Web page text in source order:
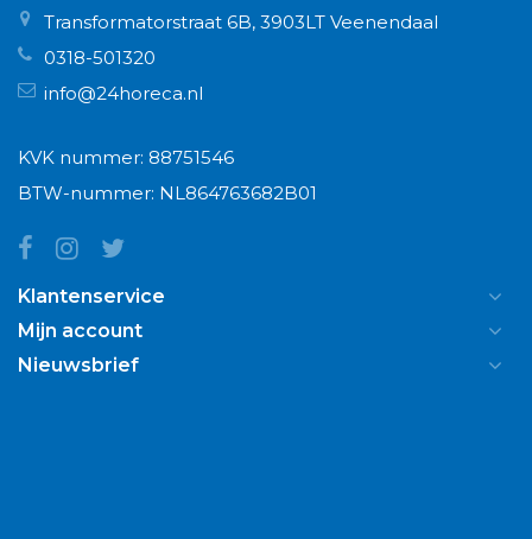
Transformatorstraat 6B, 3903LT Veenendaal
0318-501320
info@24horeca.nl
KVK nummer: 88751546
BTW-nummer: NL864763682B01
Klantenservice
Mijn account
Nieuwsbrief